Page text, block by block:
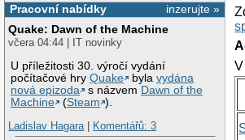
inzerujte »
Pracovní nabídky
Quake: Dawn of the Machine
včera 04:44 | IT novinky
U příležitosti 30. výročí vydání
počítačové hryQuake bylavydána
nová epizoda
s názvem Dawn of the
Machine
(Steam ).
Ladislav Hagara| Komentářů: 3